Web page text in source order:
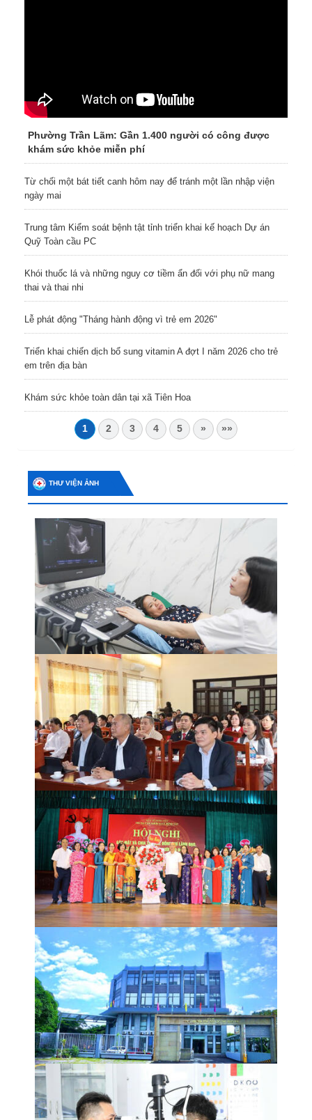
Phường Trần Lãm: Gần 1.400 người có công được
khám sức khỏe miễn phí
Từ chối một bát tiết canh hôm nay để tránh một lần nhập viện
ngày mai
Trung tâm Kiểm soát bệnh tật tỉnh triển khai kế hoạch Dự án
Quỹ Toàn cầu PC
Khói thuốc lá và những nguy cơ tiềm ẩn đối với phụ nữ mang
thai và thai nhi
Lễ phát động "Tháng hành động vì trẻ em 2026"
Triển khai chiến dịch bổ sung vitamin A đợt I năm 2026 cho trẻ
em trên địa bàn
Khám sức khỏe toàn dân tại xã Tiên Hoa
1 2 3 4 5 » »»
THƯ VIỆN ẢNH